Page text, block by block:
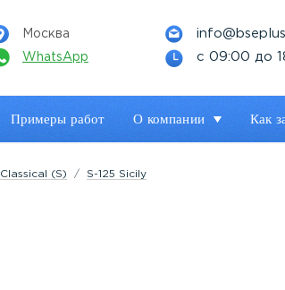
Москва
WhatsApp
с 09:00 до
Примеры работ О компании Как
Classical (S) S-125 Sicily